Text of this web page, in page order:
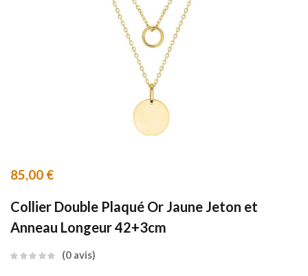
85,00 €
Collier Double Plaqué Or Jaune Jeton et
Anneau Longeur 42+3cm
0 avis
MON COMPTE